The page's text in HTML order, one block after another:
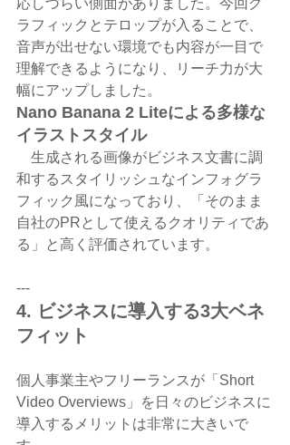
ラフィックとテロップが入ることで、
音声が出せない環境でも内容が一目で
理解できるようになり、リーチ力が大
幅にアップしました。
Nano Banana 2 Liteによる多様な
イラストスタイル
和するスタイリッシュなインフォグラ
フィック風になっており、「そのまま
自社のPRとして使えるクオリティであ
る」と高く評価されています。
---
4. ビジネスに導入する3大ベネ
フィット
個人事業主やフリーランスが「Short
Video Overviews」を日々のビジネスに
導入するメリットは非常に大きいで